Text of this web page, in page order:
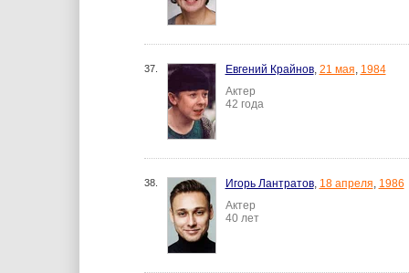
37. Евгений Крайнов, 21 мая, 1984
Актер
42 года
38. Игорь Лантратов, 18 апреля, 1986
Актер
40 лет